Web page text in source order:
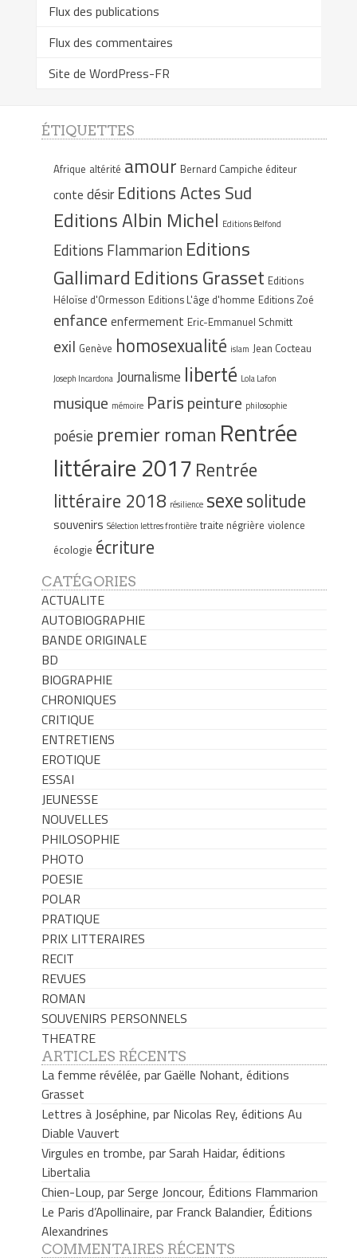
Flux des publications
Flux des commentaires
Site de WordPress-FR
ÉTIQUETTES
Afrique altérité amour Bernard Campiche éditeur
conte désir Editions Actes Sud
Editions Albin Michel Editions Belfond
Editions Flammarion Editions
Gallimard Editions Grasset Editions
Héloïse d'Ormesson Editions L'âge d'homme Editions Zoé
enfance enfermement Eric-Emmanuel Schmitt
exil Genève homosexualité islam Jean Cocteau
Joseph Incardona Journalisme liberté Lola Lafon
musique mémoire Parispeinture philosophie
poésie premier roman Rentrée
littéraire 2017 Rentrée
littéraire 2018 résilience sexesolitude
souvenirs Sélection lettres frontière traite négrière violence
écologie écriture
CATÉGORIES
ACTUALITE
AUTOBIOGRAPHIE
BANDE ORIGINALE
BD
BIOGRAPHIE
CHRONIQUES
CRITIQUE
ENTRETIENS
EROTIQUE
ESSAI
JEUNESSE
NOUVELLES
PHILOSOPHIE
PHOTO
POESIE
POLAR
PRATIQUE
PRIX LITTERAIRES
RECIT
REVUES
ROMAN
SOUVENIRS PERSONNELS
THEATRE
ARTICLES RÉCENTS
La femme révélée, par Gaëlle Nohant, éditions
Grasset
Lettres à Joséphine, par Nicolas Rey, éditions Au
Diable Vauvert
Virgules en trombe, par Sarah Haidar, éditions
Libertalia
Chien-Loup, par Serge Joncour, Éditions Flammarion
Le Paris d’Apollinaire, par Franck Balandier, Éditions
Alexandrines
COMMENTAIRES RÉCENTS